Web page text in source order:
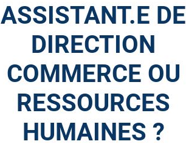
ASSISTANT.E DE
DIRECTION
COMMERCE OU
RESSOURCES
HUMAINES ?